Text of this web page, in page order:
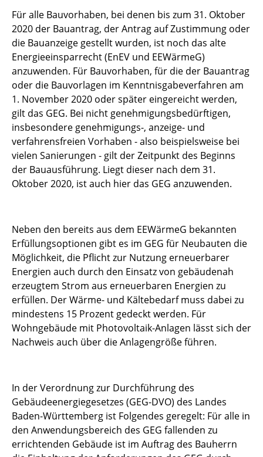
Für alle Bauvorhaben, bei denen bis zum 31. Oktober
2020 der Bauantrag, der Antrag auf Zustimmung oder
die Bauanzeige gestellt wurden, ist noch das alte
Energieeinsparrecht (EnEV und EEWärmeG)
anzuwenden. Für Bauvorhaben, für die der Bauantrag
oder die Bauvorlagen im Kenntnisgabeverfahren am
1. November 2020 oder später eingereicht werden,
gilt das GEG. Bei nicht genehmigungsbedürftigen,
insbesondere genehmigungs-, anzeige- und
verfahrensfreien Vorhaben - also beispielsweise bei
vielen Sanierungen - gilt der Zeitpunkt des Beginns
der Bauausführung. Liegt dieser nach dem 31.
Oktober 2020, ist auch hier das GEG anzuwenden.
Neben den bereits aus dem EEWärmeG bekannten
Erfüllungsoptionen gibt es im GEG für Neubauten die
Möglichkeit, die Pflicht zur Nutzung erneuerbarer
Energien auch durch den Einsatz von gebäudenah
erzeugtem Strom aus erneuerbaren Energien zu
erfüllen. Der Wärme- und Kältebedarf muss dabei zu
mindestens 15 Prozent gedeckt werden. Für
Wohngebäude mit Photovoltaik-Anlagen lässt sich der
Nachweis auch über die Anlagengröße führen.
In der Verordnung zur Durchführung des
Gebäudeenergiegesetzes (GEG-DVO) des Landes
Baden-Württemberg ist Folgendes geregelt: Für alle in
den Anwendungsbereich des GEG fallenden zu
errichtenden Gebäude ist im Auftrag des Bauherrn